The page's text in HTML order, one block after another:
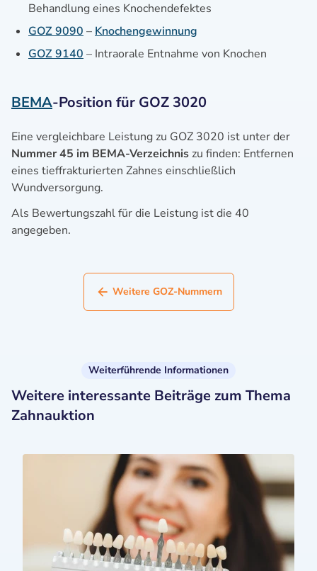
Behandlung eines Knochendefektes
GOZ 9090 – Knochengewinnung
GOZ 9140 – Intraorale Entnahme von Knochen
BEMA-Position für GOZ 3020
Eine vergleichbare Leistung zu GOZ 3020 ist unter der
Nummer 45 im BEMA-Verzeichnis zu finden: Entfernen
eines tieffrakturierten Zahnes einschließlich
Wundversorgung.
Als Bewertungszahl für die Leistung ist die 40
angegeben.
Weitere GOZ-Nummern
Weiterführende Informationen
Weitere interessante Beiträge zum Thema
Zahnauktion